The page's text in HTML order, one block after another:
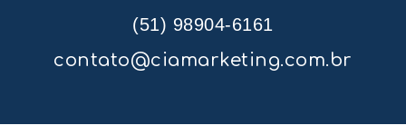
(51) 98904-6161
contato@ciamarketing.com.br